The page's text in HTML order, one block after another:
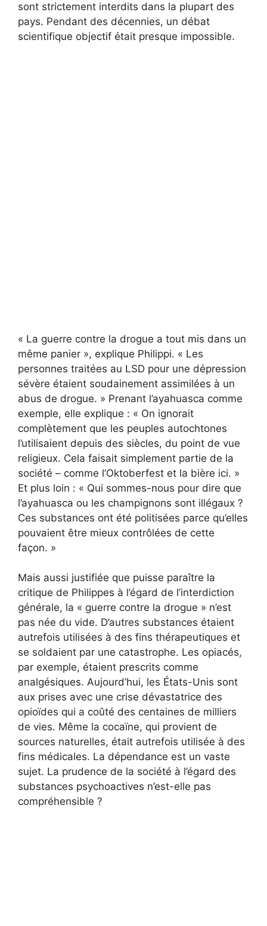
sont strictement interdits dans la plupart des
pays. Pendant des décennies, un débat
scientifique objectif était presque impossible.
« La guerre contre la drogue a tout mis dans un
même panier », explique Philippi. « Les
personnes traitées au LSD pour une dépression
sévère étaient soudainement assimilées à un
abus de drogue. » Prenant l’ayahuasca comme
exemple, elle explique : « On ignorait
complètement que les peuples autochtones
l’utilisaient depuis des siècles, du point de vue
religieux. Cela faisait simplement partie de la
société – comme l’Oktoberfest et la bière ici. »
Et plus loin : « Qui sommes-nous pour dire que
l’ayahuasca ou les champignons sont illégaux ?
Ces substances ont été politisées parce qu’elles
pouvaient être mieux contrôlées de cette
façon. »
Mais aussi justifiée que puisse paraître la
critique de Philippes à l’égard de l’interdiction
générale, la « guerre contre la drogue » n’est
pas née du vide. D’autres substances étaient
autrefois utilisées à des fins thérapeutiques et
se soldaient par une catastrophe. Les opiacés,
par exemple, étaient prescrits comme
analgésiques. Aujourd’hui, les États-Unis sont
aux prises avec une crise dévastatrice des
opioïdes qui a coûté des centaines de milliers
de vies. Même la cocaïne, qui provient de
sources naturelles, était autrefois utilisée à des
fins médicales. La dépendance est un vaste
sujet. La prudence de la société à l’égard des
substances psychoactives n’est-elle pas
compréhensible ?